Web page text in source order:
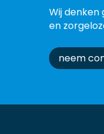
Wij
en
neem